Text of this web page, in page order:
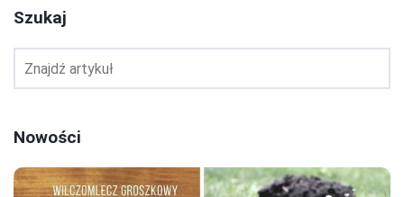
Szukaj
Nowości